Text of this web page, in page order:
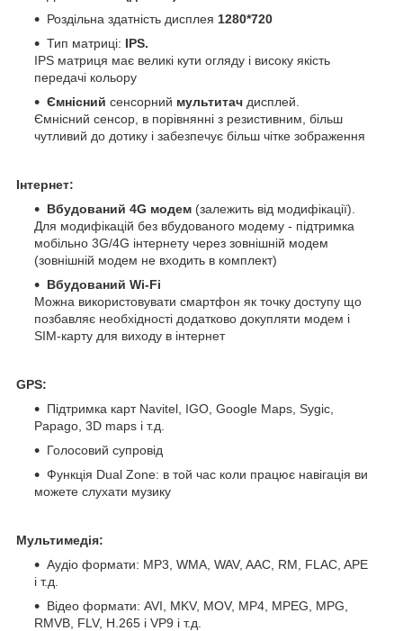
Роздільна здатність дисплея 1280*720
Тип матриці: IPS.
IPS матриця має великі кути огляду і високу якість
передачі кольору
Ємнісний сенсорний мультитач дисплей.
Ємнісний сенсор, в порівнянні з резистивним, більш
чутливий до дотику і забезпечує більш чітке зображення
Інтернет:
Вбудований 4G модем (залежить від модифікації).
Для модифікацій без вбудованого модему - підтримка
мобільно 3G/4G інтернету через зовнішній модем
(зовнішній модем не входить в комплект)
Вбудований Wi-Fi
Можна використовувати смартфон як точку доступу що
позбавляє необхідності додатково докупляти модем і
SIM-карту для виходу в інтернет
GPS:
Підтримка карт Navitel, IGO, Google Maps, Sygic,
Papago, 3D maps і т.д.
Голосовий супровід
Функція Dual Zone: в той час коли працює навігація ви
можете слухати музику
Мультимедія:
Аудіо формати: MP3, WMA, WAV, AAC, RM, FLAC, APE
і т.д.
Відео формати: AVI, MKV, MOV, MP4, MPEG, MPG,
RMVB, FLV, H.265 і VP9 і т.д.